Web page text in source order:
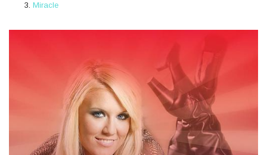
Miracle